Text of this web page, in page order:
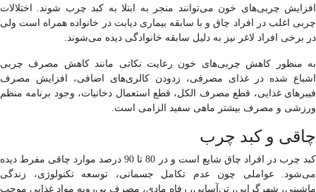
افزایش چربی‌های خون می‌توانند منجر به ابتلا به کبد چرب شوند. اختلالات
چربی اغلب در افراد چاق و با سابقه بیماری دیابت در خانواده همراه است ولی
در برخی افراد لاغر نیز به دلیل سابقه خانوادگی دیده می‌شوند.
به منظور کاهش چربی‌های خون رعایت نکاتی مانند کاهش مصرف چربی
اشباع شده در غذای مصرفی، زدودن کالری‌های اضافی، افزایش مصرف
فیبرهای غذایی، قطع مصرف الکل، قطع استعمال دخانیات، وجود برنامه منظم
ورزشی و مصرف بیشتر ماهی سفید الزامی است.
چاقی و کبد چرب
کبد چرب در افراد چاق شایع است و در 80 تا 90 درصد موارد چاقی مفرط دیده
می‌شود. عواملی چون عدم تکامل جسمانی، توسعه تکنولوژی، زندگی
ماشینی، شهرگرایی، تن‌آسایی، رفاه مادی، مصرف بی‌رویه مواد غذایی موجب